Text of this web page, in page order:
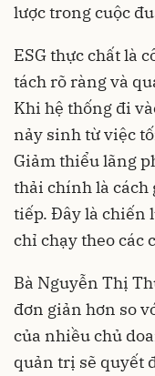
lược trong cuộc
ESG thực chất là
tách rõ ràng và
Khi hệ thống đi
nảy sinh từ việc
Giảm thiểu lãng
thải chính là
tiếp. Đây là chiến
chỉ chạy theo các
Bà Nguyễn Thị
đơn giản hơn so
của nhiều chủ
quản trị sẽ quyết